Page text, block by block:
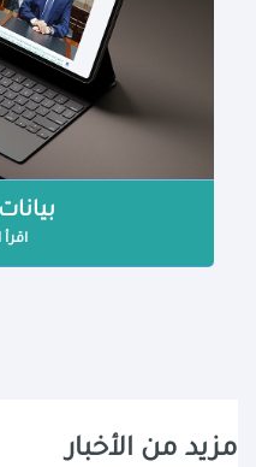
اقرأ
مزيد من الأخبار